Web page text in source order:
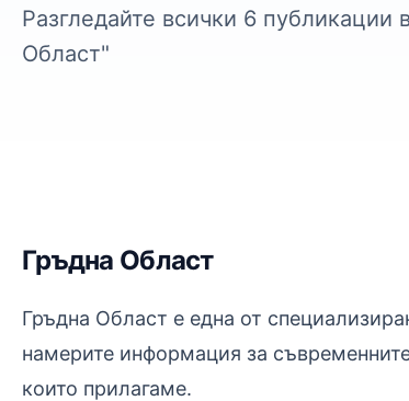
Разгледайте всички 6 публикации
Област"
Гръдна Област
Гръдна Област е една от
намерите информация за
които прилагаме.